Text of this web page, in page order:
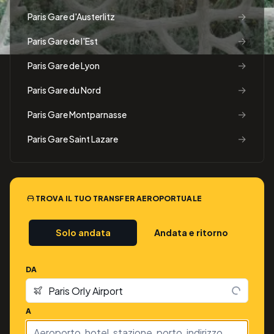
Paris Gare d'Austerlitz →
Paris Gare de l'Est →
Paris Gare de Lyon →
Paris Gare du Nord →
Paris Gare Montparnasse →
Paris Gare Saint Lazare →
TROVA IL TUO TRANSFER AEROPORTUALE
Solo andata Andata e ritorno
DA
A